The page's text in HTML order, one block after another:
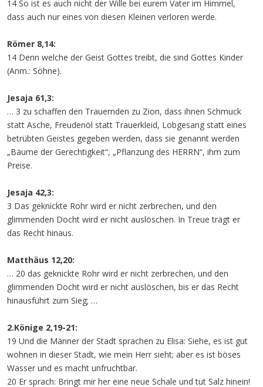
14 So ist es auch nicht der Wille bei eurem Vater im Himmel,
dass auch nur eines von diesen Kleinen verloren werde.
Römer 8,14:
14 Denn welche der Geist Gottes treibt, die sind Gottes Kinder
(Anm.: Söhne).
Jesaja 61,3:
… 3 zu schaffen den Trauernden zu Zion, dass ihnen Schmuck
statt Asche, Freudenöl statt Trauerkleid, Lobgesang statt eines
betrübten Geistes gegeben werden, dass sie genannt werden
„Bäume der Gerechtigkeit“, „Pflanzung des HERRN“, ihm zum
Preise.
Jesaja 42,3:
3 Das geknickte Rohr wird er nicht zerbrechen, und den
glimmenden Docht wird er nicht auslöschen. In Treue trägt er
das Recht hinaus.
Matthäus 12,20:
… 20 das geknickte Rohr wird er nicht zerbrechen, und den
glimmenden Docht wird er nicht auslöschen, bis er das Recht
hinausführt zum Sieg; …
2.Könige 2,19-21:
19 Und die Männer der Stadt sprachen zu Elisa: Siehe, es ist gut
wohnen in dieser Stadt, wie mein Herr sieht; aber es ist böses
Wasser und es macht unfruchtbar.
20 Er sprach: Bringt mir her eine neue Schale und tut Salz hinein!